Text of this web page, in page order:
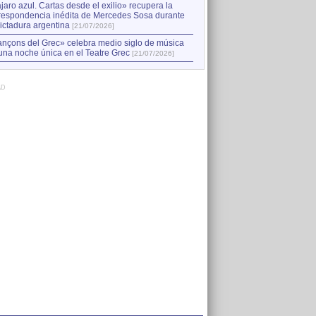
azul. Cartas desde el exilio» recupera la
inédita de Mercedes Sosa durante
argentina [21/07/2026]
del Grec» celebra medio siglo de música
noche única en el Teatre Grec [21/07/2026]